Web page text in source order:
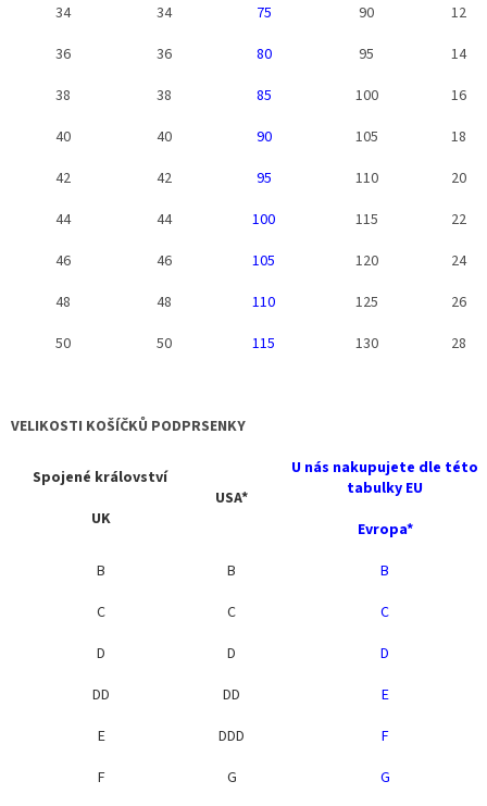
34
34 75 90
12
36
36 80 95
14
38
38 85 100
16
40
40 90 105
18
42
42 95 110
20
44
44 100 115
22
46
46 105 120
24
48
48 110 125
26
50
50 115 130 28
VELIKOSTI KOŠÍČKŮ PODPRSENKY
Spojené království
UK
USA*
U nás nakupujete dle této
tabulky EU
Evropa*
B
B
B
C
C
C
D
D
D
DD
DD
E
E
DDD
F
F
G
G